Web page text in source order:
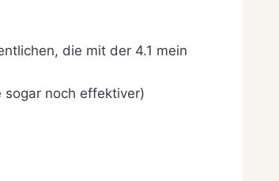
die mit der 4.1 mein
noch effektiver)